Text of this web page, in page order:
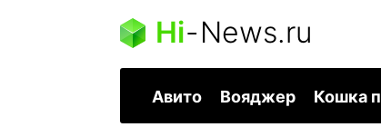
Hi-News.ru
Авито Вояджер Кошка